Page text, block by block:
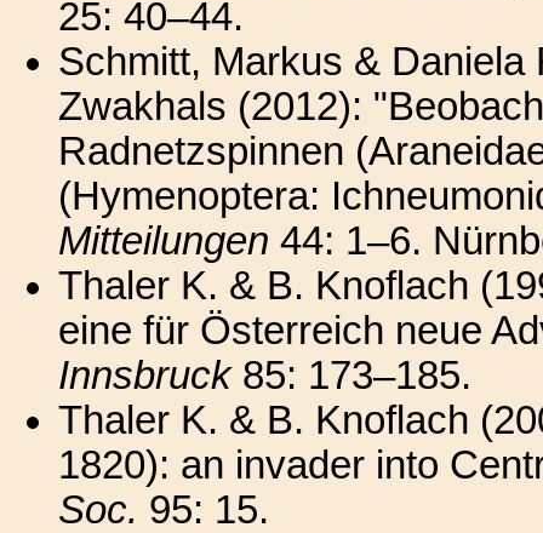
25: 40–44.
Schmitt, Markus &
Zwakhals (2012):
Radnetzspinnen
(Hymenoptera:
Mitteilungen 44: 1–6.
Thaler K. & B. Knoflach
eine für Österreich neue
Innsbruck85: 173–185.
Thaler K. & B. Knoflach
1820): an invader into
Soc. 95: 15.